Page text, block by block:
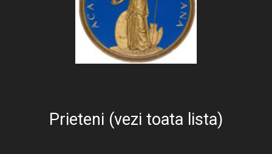
Prieteni (vezi toata lista)